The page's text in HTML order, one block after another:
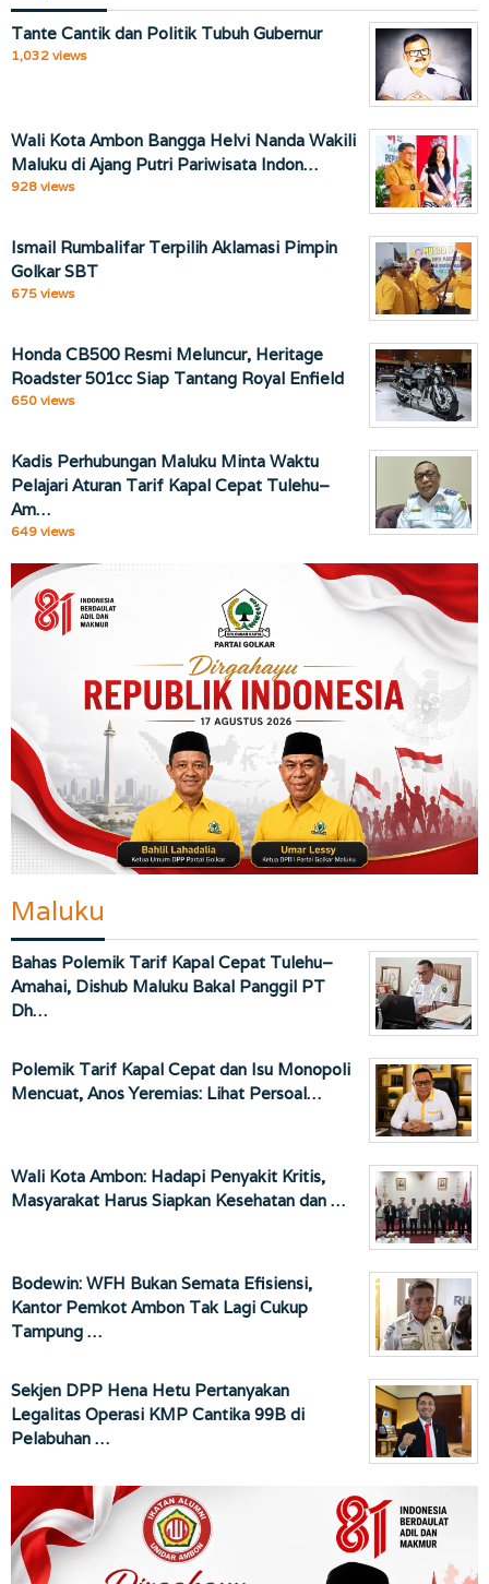
Tante Cantik dan Politik Tubuh Gubernur
1,032 views
Wali Kota Ambon Bangga Helvi Nanda Wakili
Maluku di Ajang Putri Pariwisata Indon…
928 views
Ismail Rumbalifar Terpilih Aklamasi Pimpin
Golkar SBT
675 views
Honda CB500 Resmi Meluncur, Heritage
Roadster 501cc Siap Tantang Royal Enfield
650 views
Kadis Perhubungan Maluku Minta Waktu
Pelajari Aturan Tarif Kapal Cepat Tulehu–
Am…
649 views
Maluku
Bahas Polemik Tarif Kapal Cepat Tulehu–
Amahai, Dishub Maluku Bakal Panggil PT
Dh…
Polemik Tarif Kapal Cepat dan Isu Monopoli
Mencuat, Anos Yeremias: Lihat Persoal…
Wali Kota Ambon: Hadapi Penyakit Kritis,
Masyarakat Harus Siapkan Kesehatan dan …
Bodewin: WFH Bukan Semata Efisiensi,
Kantor Pemkot Ambon Tak Lagi Cukup
Tampung …
Sekjen DPP Hena Hetu Pertanyakan
Legalitas Operasi KMP Cantika 99B di
Pelabuhan …